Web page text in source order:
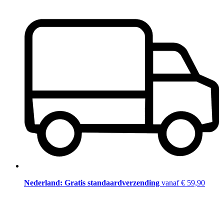
Nederland: Gratis standaardverzending vanaf € 59,90